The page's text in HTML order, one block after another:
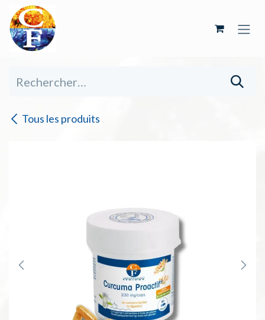
Se rendre au contenu
Tous les produits